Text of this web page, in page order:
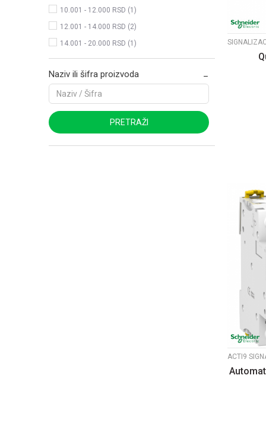
10.001 - 12.000 RSD (1)
12.001 - 14.000 RSD (2)
14.001 - 20.000 RSD (1)
Naziv ili šifra proizvoda
PRETRAŽI